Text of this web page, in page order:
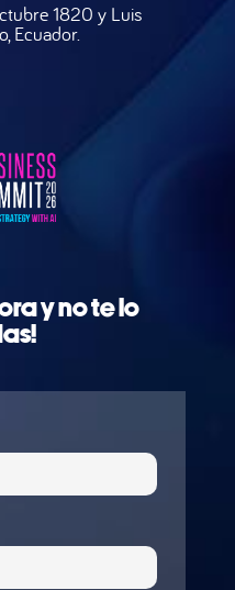
1820 y Luis
Ecuador.
y no te lo